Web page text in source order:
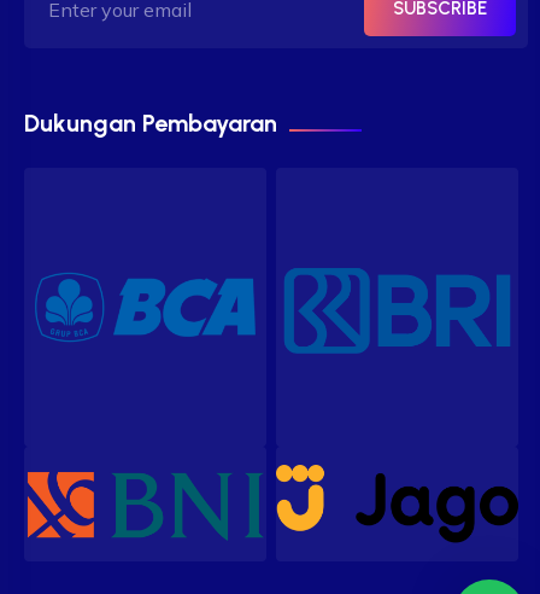
SUBSCRIBE
Dukungan Pembayaran
Our customer support team is